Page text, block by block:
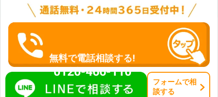
無料で電話相談する!
0120-466-110
フォームで相
談する